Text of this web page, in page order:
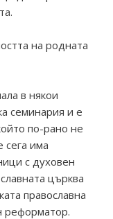
на родната
в някои
семинария и е
по-рано не
има
с духовен
църква
православна
реформатор.